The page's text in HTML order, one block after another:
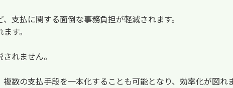
支払に関する面倒な事務負担が軽減されます。
す。
れません。
複数の支払手段を一本化することも可能となり、効率化が図れ